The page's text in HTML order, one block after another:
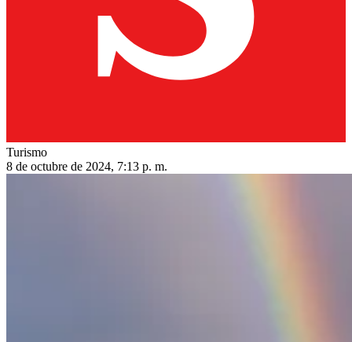
Turismo
8 de octubre de 2024, 7:13 p. m.